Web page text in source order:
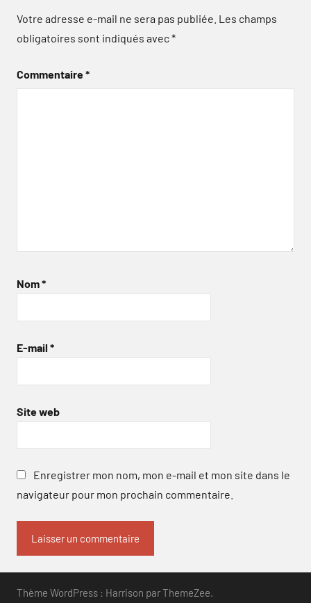
Votre adresse e-mail ne sera pas publiée. Les champs
obligatoires sont indiqués avec*
Commentaire*
Nom*
E-mail *
Site web
Enregistrer mon nom, mon e-mail et mon site dans le
navigateur pour mon prochain commentaire.
Thème WordPress : Harrison par ThemeZee.